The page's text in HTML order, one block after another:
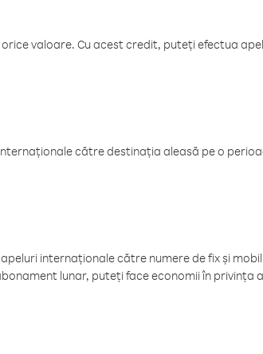
valoare. Cu acest credit, puteți efectua
către destinația aleasă pe o
internaționale către numere de fix și
lunar, puteți face economii în privința